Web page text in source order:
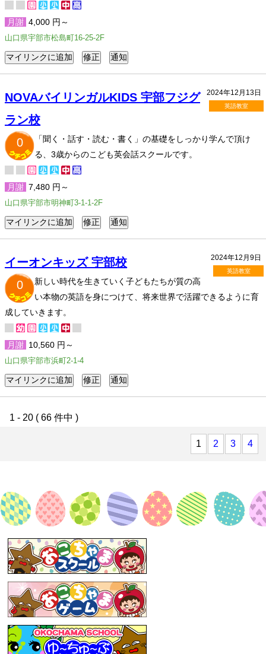
月謝 4,000 円～
山口県宇部市松島町16-25-2F
2024年12月13日
英語教室
NOVAバイリンガルKIDS 宇部フジグ
ラン校
0
「聞く・話す・読む・書く」の基礎をしっかり学んで頂け
る、3歳からのこども英会話スクールです。
月謝 7,480 円～
山口県宇部市明神町3-1-1-2F
2024年12月9日
英語教室
イーオンキッズ 宇部校
0
新しい時代を生きていく子どもたちが質の高
い本物の英語を身につけて、将来世界で活躍できるように育
成していきます。
月謝 10,560 円～
山口県宇部市浜町2-1-4
1 - 20 ( 66 件中 )
1 2 3 4